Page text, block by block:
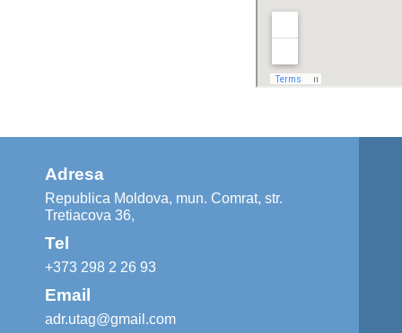
Adresa
Republica Moldova, mun. Comrat, str.
Tretiacova 36,
Tel
+373 298 2 26 93
Email
adr.utag@gmail.com